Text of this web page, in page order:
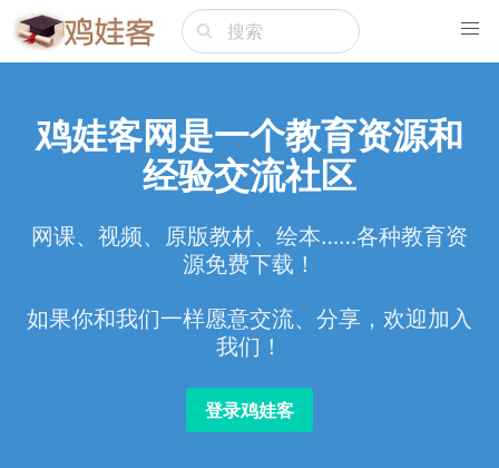
鸡娃客网是一个教育资源和
经验交流社区
网课、视频、原版教材、绘本……各种教育资
源免费下载！
如果你和我们一样愿意交流、分享，欢迎加入
我们！
登录鸡娃客